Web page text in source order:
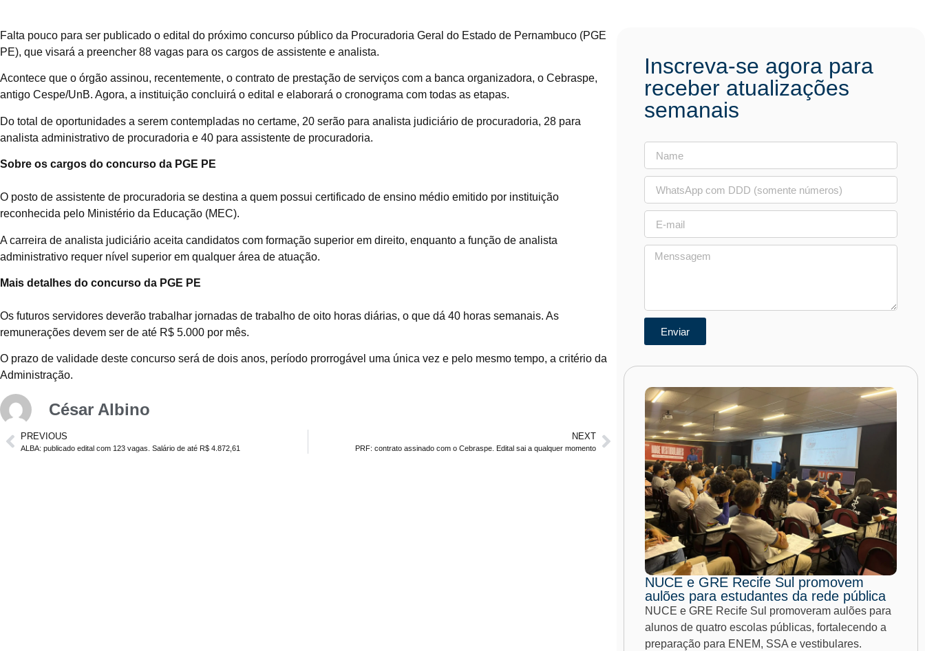
Falta pouco para ser publicado o edital do próximo concurso público da Procuradoria Geral do Estado de Pernambuco (PGE
PE), que visará a preencher 88 vagas para os cargos de assistente e analista.
Acontece que o órgão assinou, recentemente, o contrato de prestação de serviços com a banca organizadora, o Cebraspe,
antigo Cespe/UnB. Agora, a instituição concluirá o edital e elaborará o cronograma com todas as etapas.
Do total de oportunidades a serem contempladas no certame, 20 serão para analista judiciário de procuradoria, 28 para
analista administrativo de procuradoria e 40 para assistente de procuradoria.
Sobre os cargos do concurso da PGE PE
O posto de assistente de procuradoria se destina a quem possui certificado de ensino médio emitido por instituição
reconhecida pelo Ministério da Educação (MEC).
A carreira de analista judiciário aceita candidatos com formação superior em direito, enquanto a função de analista
administrativo requer nível superior em qualquer área de atuação.
Mais detalhes do concurso da PGE PE
Os futuros servidores deverão trabalhar jornadas de trabalho de oito horas diárias, o que dá 40 horas semanais. As
remunerações devem ser de até R$ 5.000 por mês.
O prazo de validade deste concurso será de dois anos, período prorrogável uma única vez e pelo mesmo tempo, a critério da
Administração.
César Albino
PREVIOUS
ALBA: publicado edital com 123 vagas. Salário de até R$ 4.872,61
NEXT
PRF: contrato assinado com o Cebraspe. Edital sai a qualquer momento
Inscreva-se agora para
receber atualizações
semanais
Enviar
NUCE e GRE Recife Sul promovem
aulões para estudantes da rede pública
NUCE e GRE Recife Sul promoveram aulões para
alunos de quatro escolas públicas, fortalecendo a
preparação para ENEM, SSA e vestibulares.